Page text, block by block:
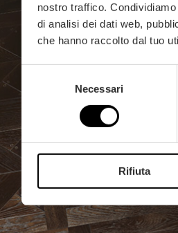
nostro traffico.
di analisi dei dati web,
che hanno raccolto dal tuo
del
Necessari
Rifiuta